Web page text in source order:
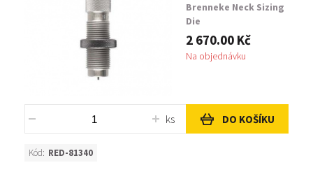
Brenneke Neck Sizing
Die
2 670.00 Kč
Na objednávku
ks DO KOŠÍKU
Kód: RED-81340